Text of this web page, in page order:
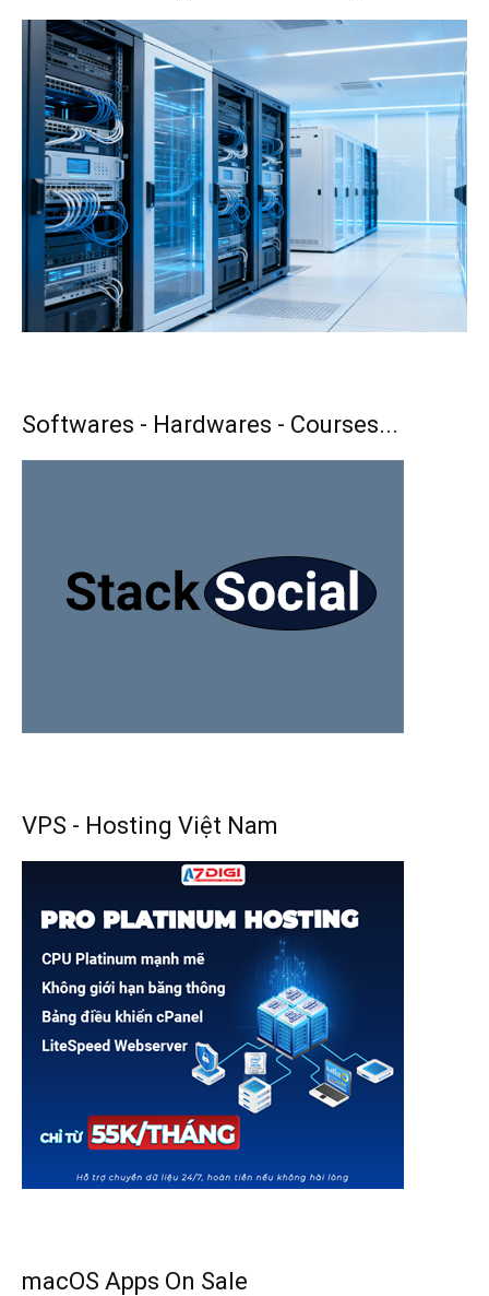
Softwares - Hardwares - Courses...
VPS - Hosting Việt Nam
macOS Apps On Sale